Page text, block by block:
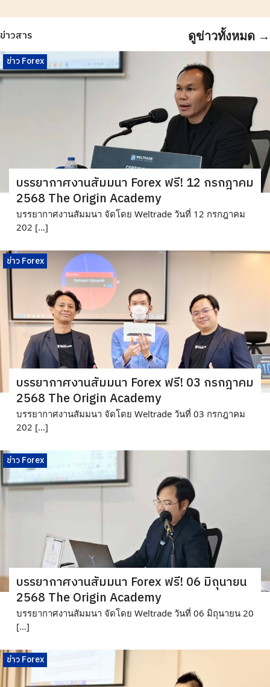
ข่าวสาร ดูข่าวทั้งหมด →
ข่าว Forex
บรรยากาศงาน​สัมมนา Forex ฟรี! 12 กรกฎาคม
2568 The Origin Academy
บรรยากาศงานสัมมนา จัดโดย Weltrade วันที่ 12 กรกฎาคม
202 […]
ข่าว Forex
บรรยากาศงาน​สัมมนา Forex ฟรี! 03 กรกฎาคม
2568 The Origin Academy
บรรยากาศงานสัมมนา จัดโดย Weltrade วันที่ 03 กรกฎาคม
202 […]
ข่าว Forex
บรรยากาศงาน​สัมมนา Forex ฟรี! 06 มิถุนายน
2568 The Origin Academy
บรรยากาศงานสัมมนา จัดโดย Weltrade วันที่ 06 มิถุนายน 20
[…]
ข่าว Forex